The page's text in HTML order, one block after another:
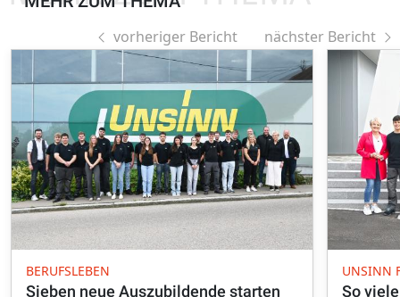
vorheriger Bericht nächster Bericht
BERUFSLEBEN
Sieben neue Auszubildende starten
UNSINN
So